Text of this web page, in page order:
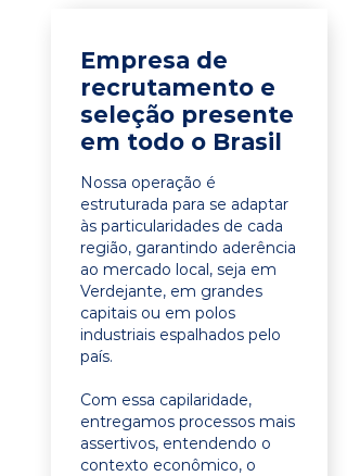
Empresa de
recrutamento e
seleção presente
em todo o Brasil
Nossa operação é
estruturada para se adaptar
às particularidades de cada
região, garantindo aderência
ao mercado local, seja em
Verdejante, em grandes
capitais ou em polos
industriais espalhados pelo
país.
Com essa capilaridade,
entregamos processos mais
assertivos, entendendo o
contexto econômico, o